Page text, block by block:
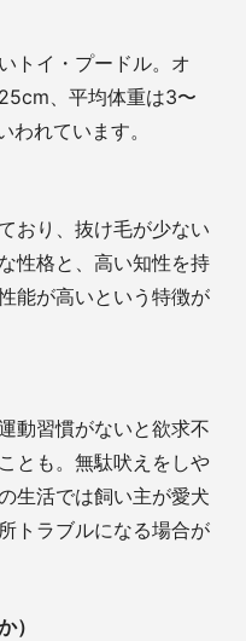
トイ・プードル。オ
25cm、平均体重は3〜
われています。
おり、抜け毛が少ない
性格と、高い知性を持
能が高いという特徴が
動習慣がないと欲求不
とも。無駄吠えをしや
生活では飼い主が愛犬
トラブルになる場合が
）